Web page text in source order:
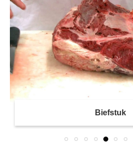
Biefstuk